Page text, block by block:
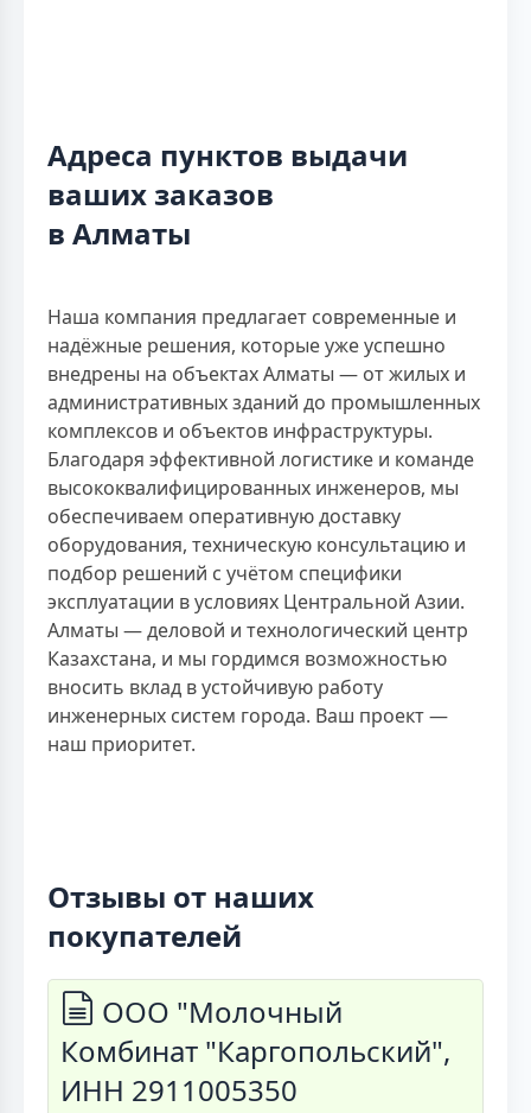
Адреса пунктов выдачи
ваших заказов
в Алматы
Наша компания предлагает современные и
надёжные решения, которые уже успешно
внедрены на объектах Алматы — от жилых и
административных зданий до промышленных
комплексов и объектов инфраструктуры.
Благодаря эффективной логистике и команде
высококвалифицированных инженеров, мы
обеспечиваем оперативную доставку
оборудования, техническую консультацию и
подбор решений с учётом специфики
эксплуатации в условиях Центральной Азии.
Алматы — деловой и технологический центр
Казахстана, и мы гордимся возможностью
вносить вклад в устойчивую работу
инженерных систем города. Ваш проект —
наш приоритет.
Отзывы от наших
покупателей
ООО "Молочный
Комбинат "Каргопольский",
ИНН 2911005350